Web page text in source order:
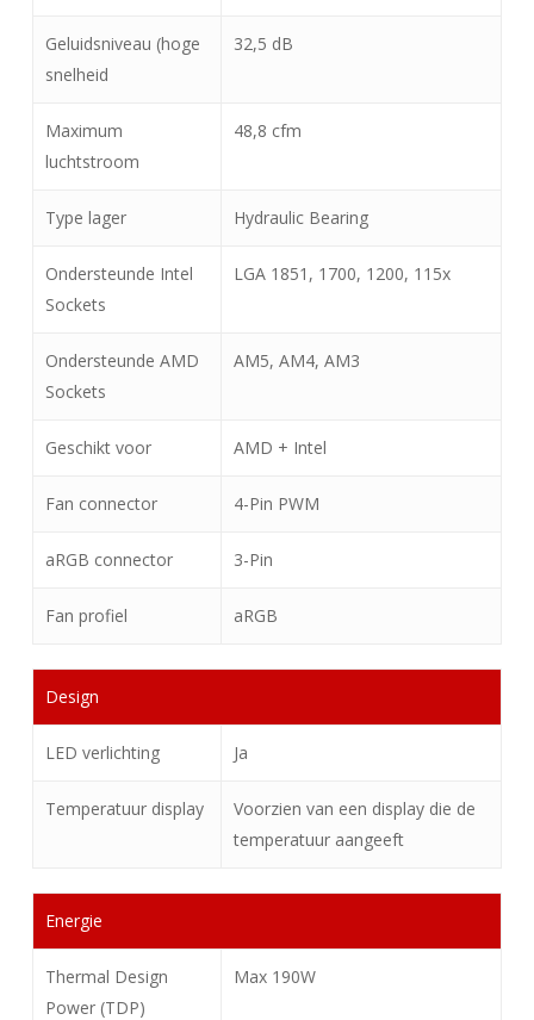
Geluidsniveau (hoge
snelheid
32,5 dB
Maximum
luchtstroom
48,8 cfm
Type lager Hydraulic Bearing
Ondersteunde Intel
Sockets
LGA 1851, 1700, 1200, 115x
Ondersteunde AMD
Sockets
AM5, AM4, AM3
Geschikt voor AMD + Intel
Fan connector 4-Pin PWM
aRGB connector 3-Pin
Fan profiel aRGB
Design
LED verlichting Ja
Temperatuur display
Voorzien van een display die de
temperatuur aangeeft
Energie
Thermal Design
Power (TDP)
Max 190W